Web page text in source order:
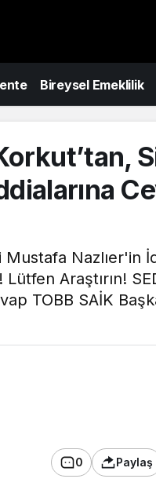
Bireysel Emeklilik
Nazlıer'in
Araştırın!
TOBB SAİK
0 Paylaş